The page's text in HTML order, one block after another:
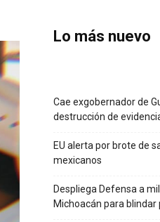
Lo más nuevo
Cae exgobernador de
destrucción de
EU alerta por brote de
mexicanos
Despliega Defensa a
Michoacán para